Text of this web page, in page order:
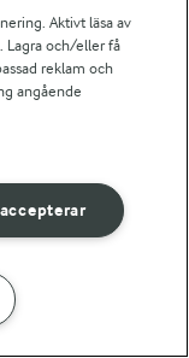
Aktivt läsa av
Lagra och/eller få
reklam och
angående